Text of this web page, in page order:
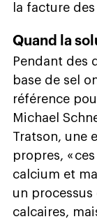
la facture
Quand la
Pendant des
base de sel
référence
Michael
Tratson, une
propres, «
calcium et
un
calcaires,